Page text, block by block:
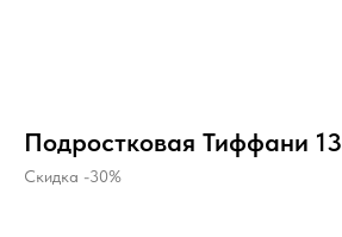
Подростковая Тиффани 13
Скидка -30%